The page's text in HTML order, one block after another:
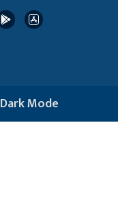
Dark Mode